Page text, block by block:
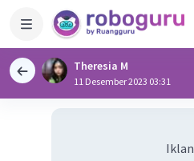
Theresia M
11 Desember 2023 03:31
Iklan